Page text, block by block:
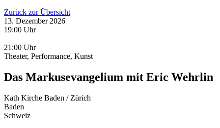
Zurück zur Übersicht
13. Dezember 2026
19:00 Uhr
21:00 Uhr
Theater, Performance, Kunst
Das Markusevangelium mit Eric Wehrlin
Kath Kirche Baden / Zürich
Baden
Schweiz